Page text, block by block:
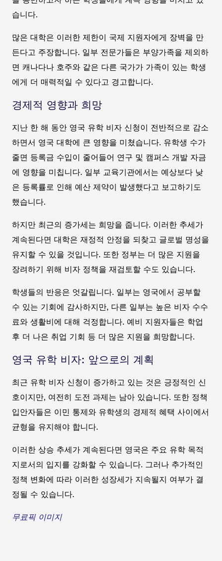
습니다.
많은 대학은 이러한 제한이 국제 지원자에게 장벽을 만
든다고 주장합니다. 일부 전문가들은 부양가족을 제외하
면 캐나다나 호주와 같은 다른 국가가 가족이 있는 학생
에게 더 매력적일 수 있다고 경고합니다.
경제적 영향과 희망
지난 한 해 동안 영국 유학 비자 신청이 전반적으로 감소
하면서 영국 대학에 큰 영향을 미쳤습니다. 유학생 수가
줄면 등록금 수입이 줄어들어 연구 및 캠퍼스 개발 자금
에 영향을 미칩니다. 일부 교육기관에서는 예상보다 낮
은 등록률로 인해 예산 제약이 발생했다고 보고하기도
했습니다.
하지만 최근의 증가세는 희망을 줍니다. 이러한 추세가
계속된다면 대학은 재정적 안정을 되찾고 글로벌 명성을
유지할 수 있을 것입니다. 또한 정부는 더 많은 지원을
장려하기 위해 비자 정책을 재검토할 수도 있습니다.
학생들의 반응은 엇갈립니다. 일부는 영국에서 공부할
수 있는 기회에 감사하지만, 다른 일부는 높은 비자 수수
료와 생활비에 대해 걱정합니다. 예비 지원자들은 학업
후 더 나은 취업 기회 등 더 많은 지원을 희망합니다.
영국 유학 비자: 앞으로의 계획
최근 유학 비자 신청이 증가하고 있는 것은 긍정적인 신
호이지만, 여전히 도전 과제는 남아 있습니다. 또한 정책
입안자들은 이민 통제와 유학생의 경제적 혜택 사이에서
균형을 유지해야 합니다.
이러한 상승 추세가 계속된다면 영국은 주요 유학 목적
지로서의 입지를 강화할 수 있습니다. 그러나 추가적인
정책 변화에 따라 이러한 성장세가 지속될지 여부가 결
정될 수 있습니다.
무료픽 이미지